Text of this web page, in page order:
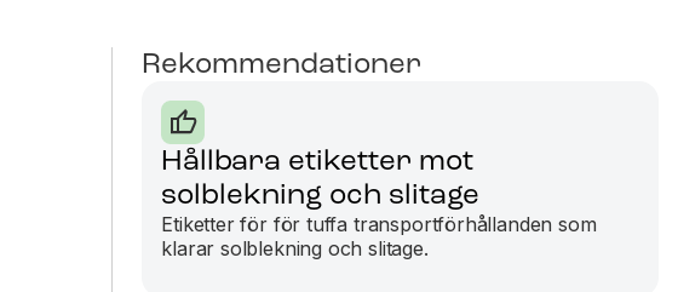
Rekommendationer
Hållbara etiketter mot
solblekning och slitage
Etiketter för för tuffa transportförhållanden som
klarar solblekning och slitage.